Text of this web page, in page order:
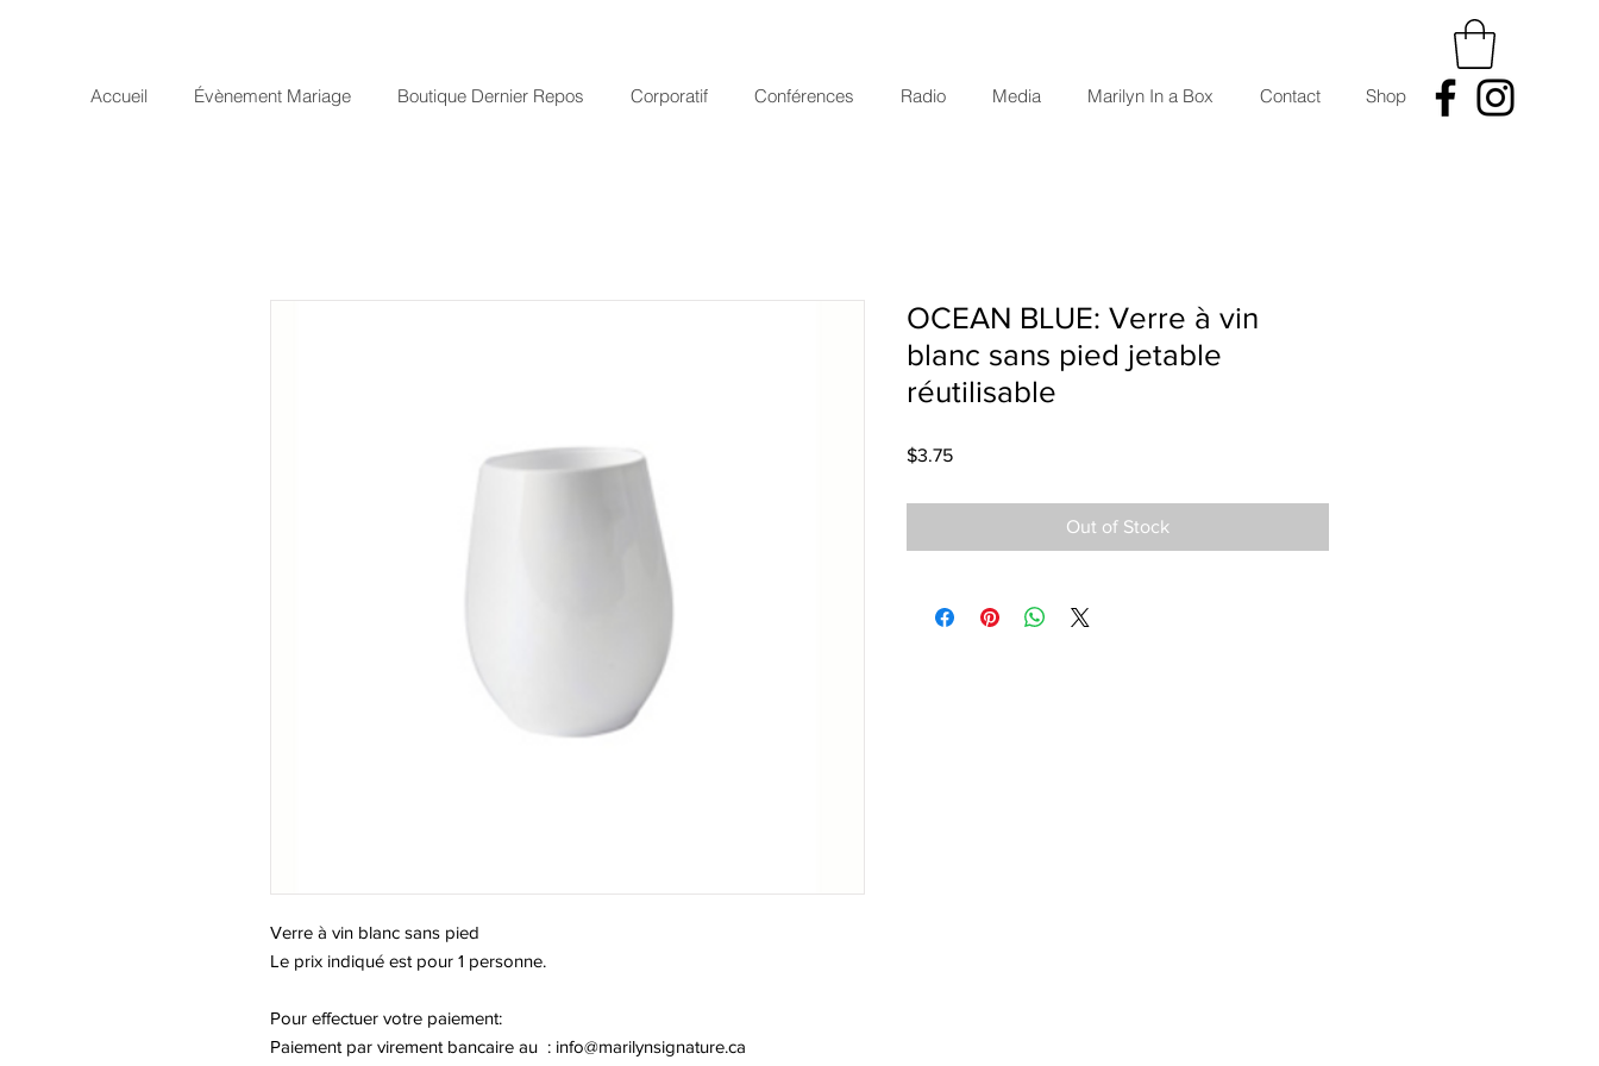
Accueil Évènement Mariage Boutique Dernier Repos Corporatif Conférences Radio Media Marilyn In a Box Contact Shop
Verre à vin blanc sans pied
Le prix indiqué est pour 1 personne.
Pour effectuer votre paiement:
Paiement par virement bancaire au : info@marilynsignature.ca
OCEAN BLUE: Verre à vin
blanc sans pied jetable
réutilisable
$3.75Price
Out of Stock